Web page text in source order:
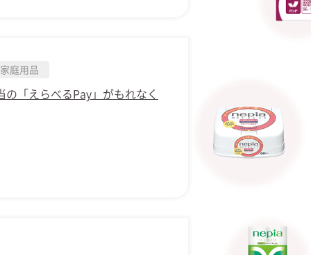
家庭用品
「えらべるPay」がもれなく